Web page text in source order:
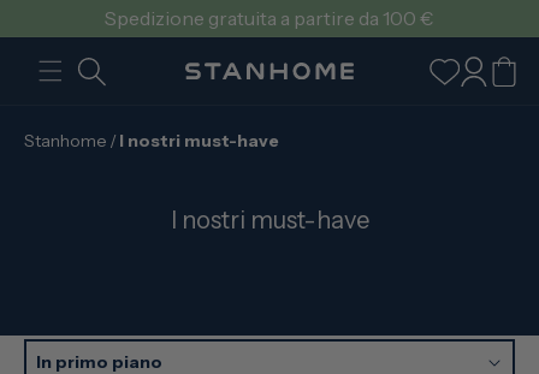
DIRETTAMENTESpedizione gratuita a partire da 100 €
Accedi
Carrello
Stanhome / I nostri must-have
C
e
I nostri must-have
In primo piano